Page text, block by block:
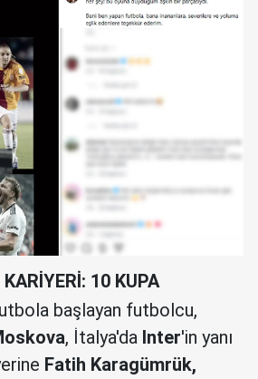
10 KUPA
başlayan futbolcu,
, İtalya'da Inter'in yanı
Fatih Karagümrük,